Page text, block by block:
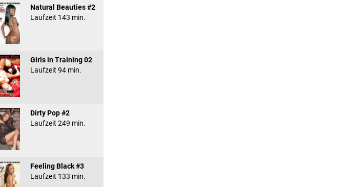
Natural Beauties #2
Laufzeit 143 min.
Girls in Training 02
Laufzeit 94 min.
Dirty Pop #2
Laufzeit 249 min.
Feeling Black #3
Laufzeit 133 min.